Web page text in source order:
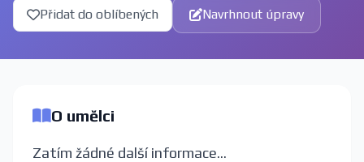
Přidat do oblíbených Navrhnout úpravy
O umělci
Zatím žádné další informace...